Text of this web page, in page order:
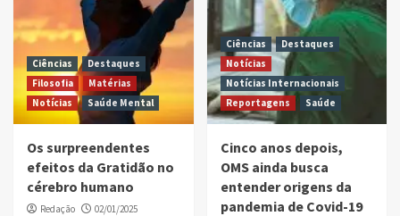
Ciências
Destaques
Filosofia
Matérias
Notícias
Saúde Mental
Os surpreendentes
efeitos da Gratidão no
cérebro humano
Redação 02/01/2025
Ciências
Destaques
Notícias
Notícias Internacionais
Reportagens
Saúde
Cinco anos depois,
OMS ainda busca
entender origens da
pandemia de Covid-19